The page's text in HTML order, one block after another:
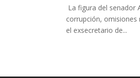
La figura del senador
corrupción, omisiones
el exsecretario de...